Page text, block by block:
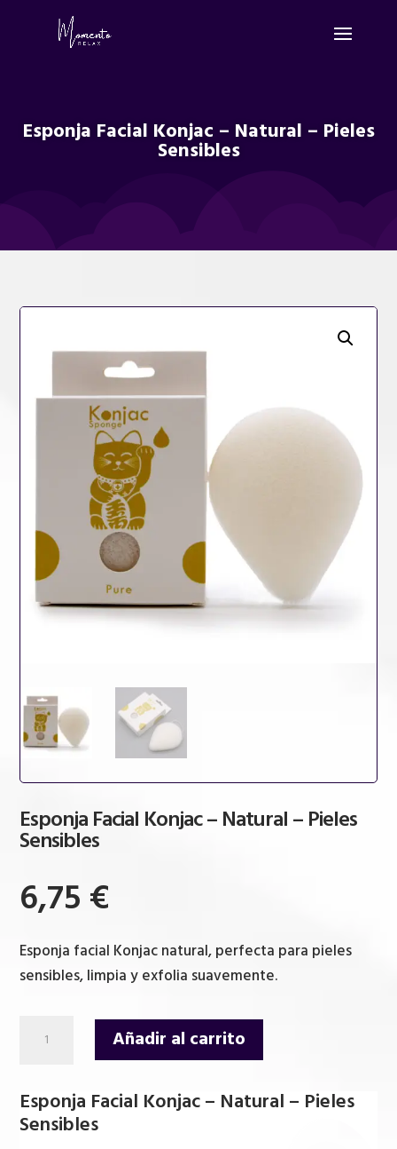
Esponja Facial Konjac – Natural – Pieles
Sensibles
Esponja Facial Konjac – Natural – Pieles
Sensibles
6,75€
Esponja facial Konjac natural, perfecta para pieles
sensibles, limpia y exfolia suavemente.
Facial
-
Natural
Añadir al carrito
Esponja Facial Konjac – Natural – Pieles
Sensibles